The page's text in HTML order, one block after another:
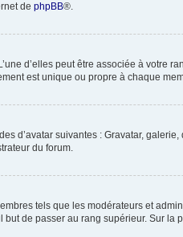
de phpBB®.
d’elles peut être associée à votre
est unique ou propre à chaque
d’avatar suivantes : Gravatar,
du forum.
tels que les modérateurs et
de passer au rang supérieur. Sur